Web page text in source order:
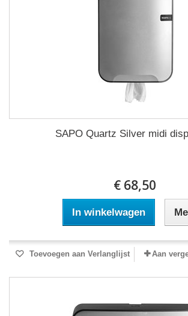
SAPO Quartz Silver midi
€ 68,50
In winkelwagen
Toevoegen aan Verlanglijst Aan